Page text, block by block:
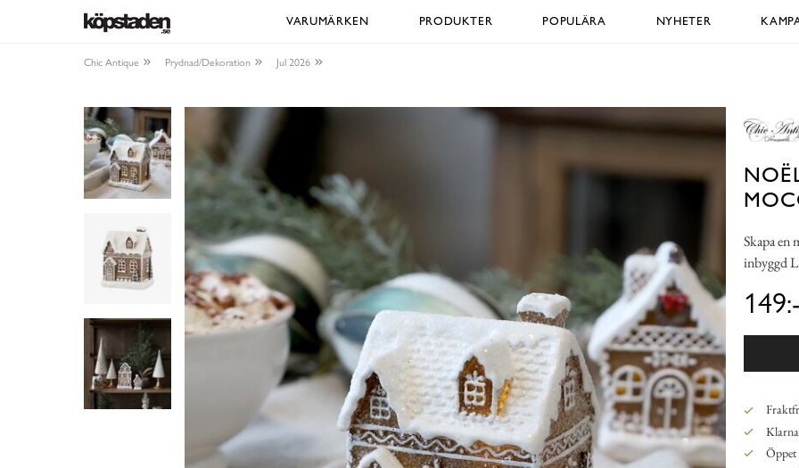
VARUMÄRKEN PRODUKTER POPULÄRA NYHETER
Chic Antique Prydnad/Dekoration Jul 2026
Skapa en
inbyggd
149:-
Öppet